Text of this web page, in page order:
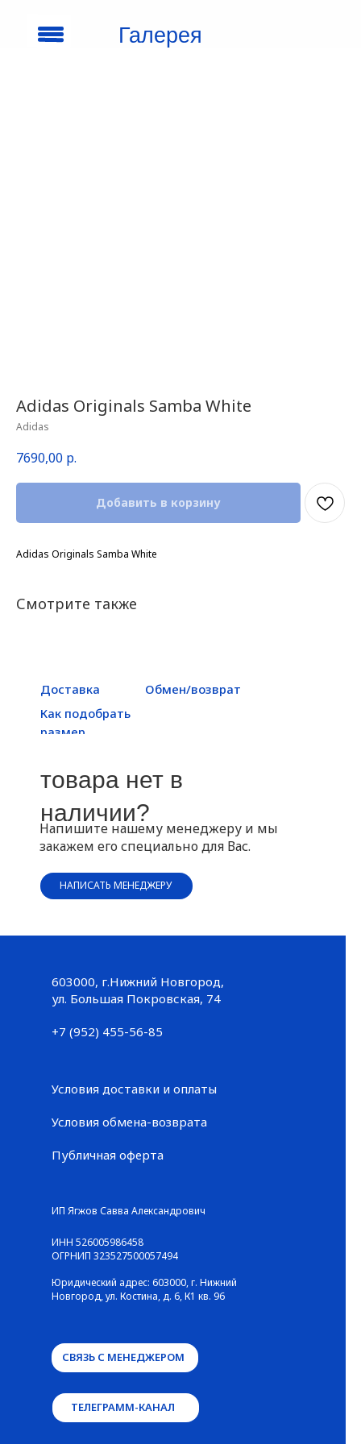
Галерея
Adidas Originals Samba White
Adidas
7690,00 р.
Добавить в корзину
Adidas Originals Samba White
Смотрите также
Доставка
Обмен/возврат
Как подобрать
размер
товара нет в
наличии?
Напишите нашему менеджеру и мы
закажем его специально для Вас.
НАПИСАТЬ МЕНЕДЖЕРУ
Большая Покровская, 74
+7 (952) 455-56-85
603000, г.Нижний Новгород,
ул. Большая Покровская, 74
+7 (952) 455-56-85
Условия доставки и оплаты
Условия обмена-возврата
Публичная оферта
СВЯЗЬ С МЕНЕДЖЕРОМ
ТЕЛЕГРАММ-КАНАЛ
ИП Ягжов Савва Александрович
ИНН 526005986458
ОГРНИП 323527500057494
Юридический адрес: 603000, г. Нижний
Новгород, ул. Костина, д. 6, К1 кв. 96